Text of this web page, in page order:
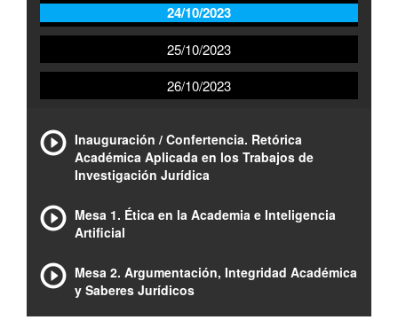
24/10/2023
25/10/2023
26/10/2023
Inauguración / Confertencia. Retórica
Académica Aplicada en los Trabajos de
Investigación Jurídica
Mesa 1. Ética en la Academia e Inteligencia
Artificial
Mesa 2. Argumentación, Integridad Académica
y Saberes Jurídicos